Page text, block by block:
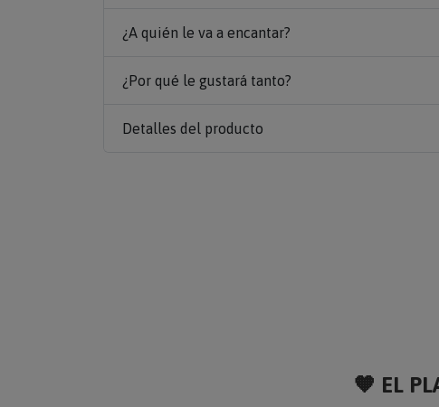
¿A quién le va a encantar?
¿Por qué le gustará tanto?
Detalles del producto
🧡 EL